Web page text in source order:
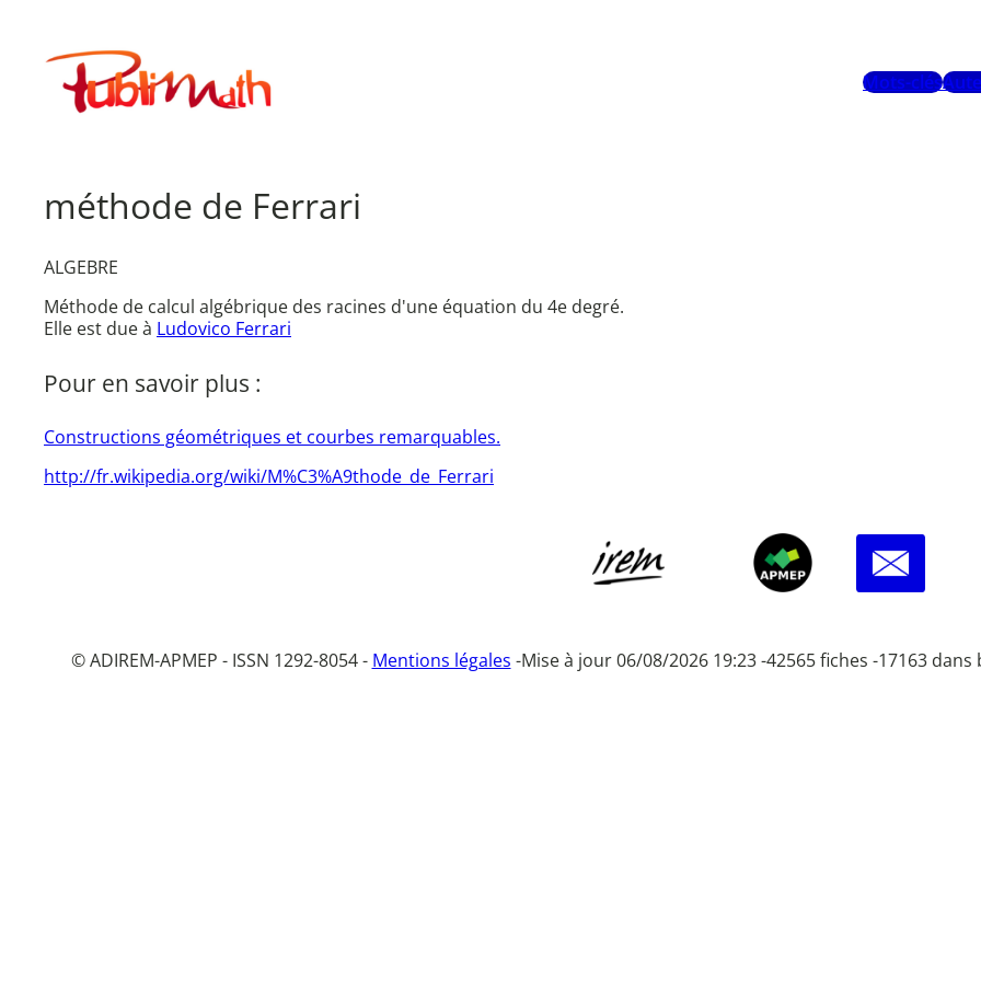
contenuPublimath
Mots-clés
méthode de Ferrari
ALGEBRE
Méthode de calcul algébrique des racines d'une équation du 4e degré.
Elle est due à Ludovico Ferrari
Pour en savoir plus :
Constructions géométriques et courbes remarquables.
http://fr.wikipedia.org/wiki/M%C3%A9thode_de_Ferrari
© ADIREM-APMEP - ISSN 1292-8054 - Mentions légales -Mise à jour 06/08/2026 19:23 -42565 fiches -17163